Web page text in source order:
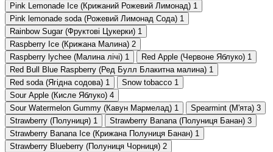
Pink Lemonade Ice (Крижаний Рожевий Лимонад) 1
Pink lemonade soda (Рожевий Лимонад Сода) 1
Rainbow Sugar (Фруктові Цукерки) 1
Raspberry Ice (Крижана Малина) 2
Raspberry lychee (Малина лічі) 1 Red Apple (Червоне Яблуко) 1
Red Bull Blue Raspberry (Ред Булл Блакитна малина) 1
Red soda (Ягідна содова) 1 Snow tobacco 1
Sour Apple (Кисле Яблуко) 4
Sour Watermelon Gummy (Кавун Мармелад) 1 Spearmint (М'ята) 3
Strawberry (Полуниця) 1 Strawberry Banana (Полуниця Банан) 3
Strawberry Banana Ice (Крижана Полуниця Банан) 1
Strawberry Blueberry (Полуниця Чорниця) 2